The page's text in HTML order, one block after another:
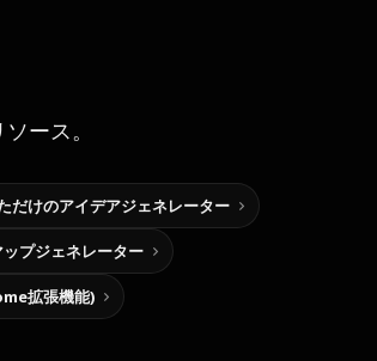
ース。
だけのアイデアジェネレーター
プジェネレーター
拡張機能)